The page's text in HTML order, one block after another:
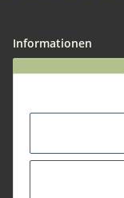
Informationen